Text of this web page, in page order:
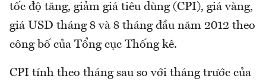
tốc độ tăng, giảm giá tiêu dùng (CPI), giá vàng,
giá USD tháng 8 và 8 tháng đầu năm 2012 theo
công bố của Tổng cục Thống kê.
CPI tính theo tháng sau so với tháng trước của